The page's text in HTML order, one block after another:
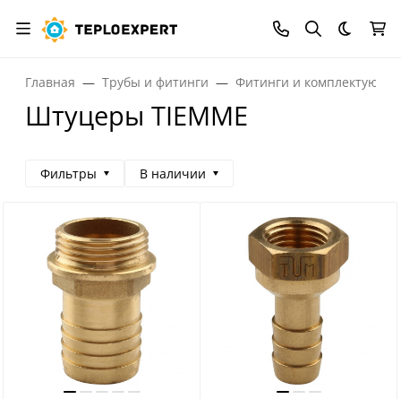
Темная
Главная Трубы и фитинги Фитинги и
Штуцеры TIEMME
Фильтры В наличии